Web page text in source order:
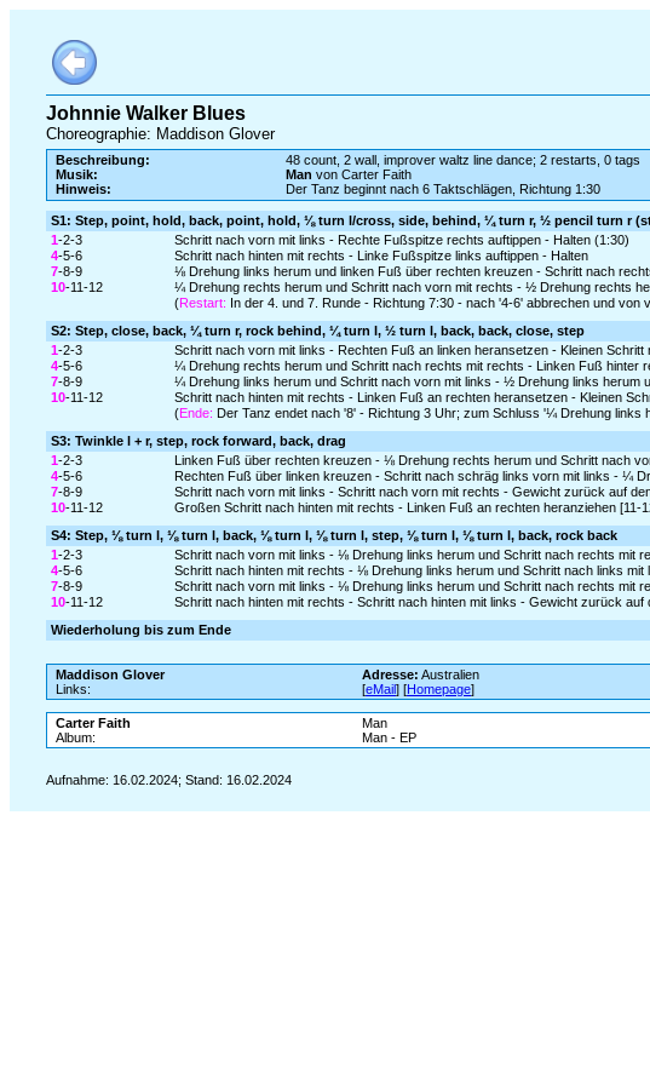
Johnnie Walker Blues
Choreographie: Maddison Glover
Beschreibung:
48 count, 2 wall, improver waltz line dance; 2 restarts, 0 tags
Musik:
Man von Carter Faith
Hinweis:
Der Tanz beginnt nach 6 Taktschlägen, Richtung 1:30
S1: Step, point, hold, back, point, hold, ⅛ turn l/cross, side, behind, ¼ turn r, ½ pencil turn r
1-2-3
Schritt nach vorn mit links - Rechte Fußspitze rechts auftippen - Halten (1:30)
4-5-6
Schritt nach hinten mit rechts - Linke Fußspitze links auftippen - Halten
7-8-9
⅛ Drehung links herum und linken Fuß über rechten kreuzen - Schritt nach
10-11-12
¼ Drehung rechts herum und Schritt nach vorn mit rechts - ½ Drehung rechts
(Restart: In der 4. und 7. Runde - Richtung 7:30 - nach '4-6' abbrechen und von
S2: Step, close, back, ¼ turn r, rock behind, ¼ turn l, ½ turn l, back, back, close, step
1-2-3
Schritt nach vorn mit links - Rechten Fuß an linken heransetzen - Kleinen Schritt
4-5-6
¼ Drehung rechts herum und Schritt nach rechts mit rechts - Linken Fuß
7-8-9
¼ Drehung links herum und Schritt nach vorn mit links - ½ Drehung links herum
10-11-12
Schritt nach hinten mit rechts - Linken Fuß an rechten heransetzen - Kleinen
(Ende: Der Tanz endet nach '8' - Richtung 3 Uhr; zum Schluss '¼ Drehung
S3: Twinkle l + r, step, rock forward, back, drag
1-2-3
Linken Fuß über rechten kreuzen - ⅛ Drehung rechts herum und Schritt nach
4-5-6
Rechten Fuß über linken kreuzen - Schritt nach schräg links vorn mit links - ¼
7-8-9
Schritt nach vorn mit links - Schritt nach vorn mit rechts - Gewicht zurück auf
10-11-12
Großen Schritt nach hinten mit rechts - Linken Fuß an rechten heranziehen [11-
S4: Step, ⅛ turn l, ⅛ turn l, back, ⅛ turn l, ⅛ turn l, step, ⅛ turn l, ⅛ turn l, back, rock back
1-2-3
Schritt nach vorn mit links - ⅛ Drehung links herum und Schritt nach rechts mit
4-5-6
Schritt nach hinten mit rechts - ⅛ Drehung links herum und Schritt nach links
7-8-9
Schritt nach vorn mit links - ⅛ Drehung links herum und Schritt nach rechts mit
10-11-12
Schritt nach hinten mit rechts - Schritt nach hinten mit links - Gewicht zurück auf
Wiederholung bis zum Ende
Maddison Glover Adresse: Australien
Links:
[eMail] [Homepage]
Carter Faith
Man
Album:
Man - EP
Aufnahme: 16.02.2024; Stand: 16.02.2024